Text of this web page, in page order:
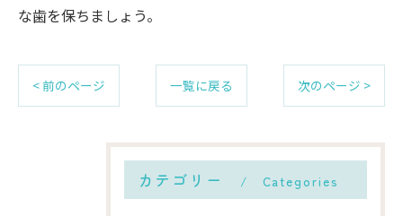
な歯を保ちましょう。
< 前のページ 一覧に戻る 次のページ >
カテゴリー Categories